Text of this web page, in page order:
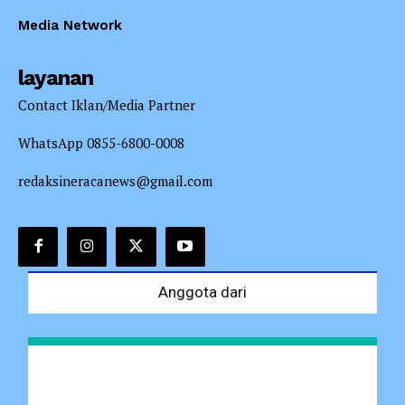
Media Network
layanan
Contact Iklan/Media Partner
WhatsApp 0855-6800-0008
redaksineracanews@gmail.com
Anggota dari